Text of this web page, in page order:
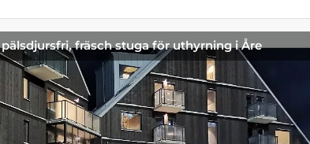
pälsdjursfri, fräsch stuga för uthyrning i Åre